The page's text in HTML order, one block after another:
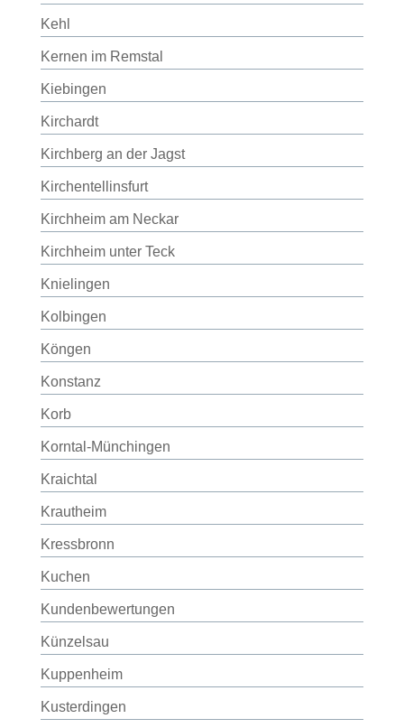
Kehl
Kernen im Remstal
Kiebingen
Kirchardt
Kirchberg an der Jagst
Kirchentellinsfurt
Kirchheim am Neckar
Kirchheim unter Teck
Knielingen
Kolbingen
Köngen
Konstanz
Korb
Korntal-Münchingen
Kraichtal
Krautheim
Kressbronn
Kuchen
Kundenbewertungen
Künzelsau
Kuppenheim
Kusterdingen